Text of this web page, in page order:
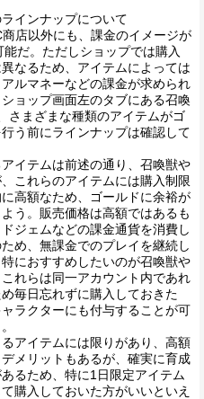
インナップについて
店以外にも、課金のイメージが
だ。ただしショップでは購入
なるため、アイテムによっては
ルマネーなどの課金が求められ
ョップ画面左のタブにある召喚
さまざまな種類のアイテムがゴ
う前にラインナップは確認して
イテムは前述の通り、召喚獣や
これらのアイテムには購入制限
高額なため、ゴールドに余裕が
う。販売価格は高額ではあるも
ジェムなどの課金通貨を消費し
め、無課金でのプレイを継続し
におすすめしたいのが召喚獣や
れらは同一アカウント内であれ
毎日忘れずに購入しておきた
ラクターにも付与することが可
アイテムには限りがあり、高額
メリットもあるが、確実に育成
るため、特に1日限定アイテム
購入しておいた方がいいといえ